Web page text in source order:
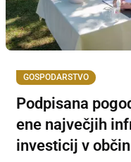
GOSPODARSTVO
Podpisana
ene največjih
investicij v